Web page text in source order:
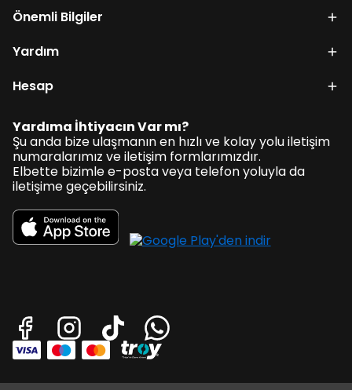
Önemli Bilgiler
Yardım
Hesap
Yardıma İhtiyacın Var mı?
Şu anda bize ulaşmanın en hızlı ve kolay yolu iletişim
numaralarımız ve iletişim formlarımızdır.
Elbette bizimle e-posta veya telefon yoluyla da
iletişime geçebilirsiniz.